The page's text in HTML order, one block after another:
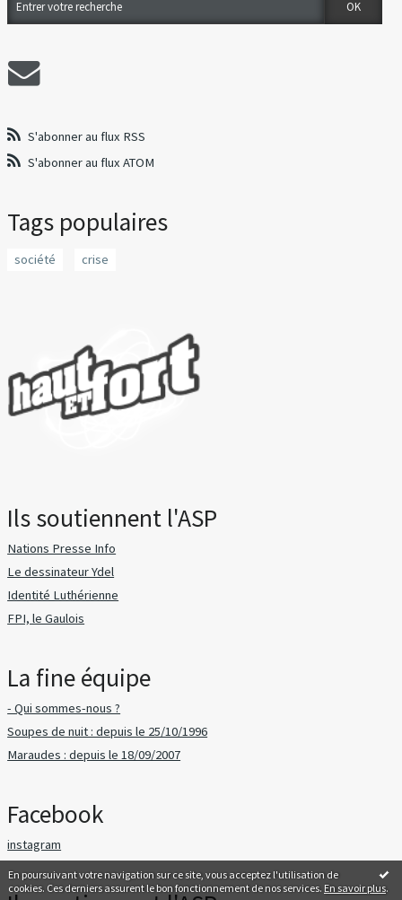
En poursuivant votre navigation sur ce site, vous acceptez l'utilisation de
cookies. Ces derniers assurent le bon fonctionnement de nos services. En savoir plus.
S'abonner au flux RSS
S'abonner au flux ATOM
Tags populaires
société crise
Ils soutiennent l'ASP
Nations Presse Info
Le dessinateur Ydel
Identité Luthérienne
FPI, le Gaulois
La fine équipe
- Qui sommes-nous ?
Soupes de nuit : depuis le 25/10/1996
Maraudes : depuis le 18/09/2007
Facebook
instagram